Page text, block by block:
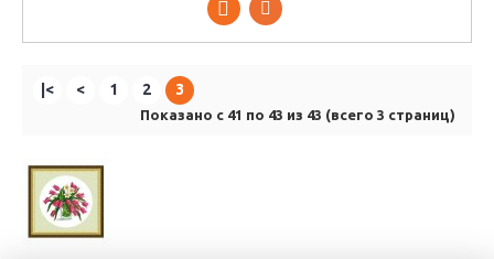
|< < 1 2 3
Показано с 41 по 43 из 43 (всего 3 страниц)